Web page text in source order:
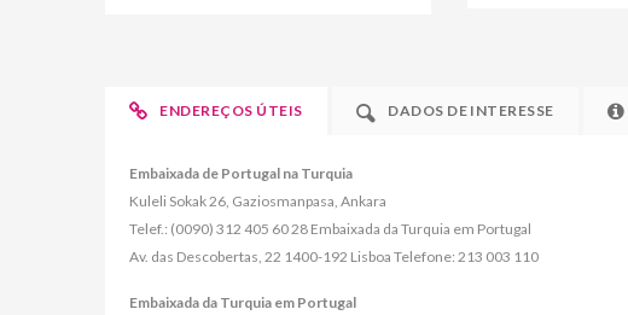
ENDEREÇOS ÚTEIS DADOS DE INTERESSE
Embaixada de Portugal na Turquia
Kuleli Sokak 26, Gaziosmanpasa, Ankara
Telef.: (0090) 312 405 60 28 Embaixada da Turquia em Portugal
Av. das Descobertas, 22 1400-192 Lisboa Telefone: 213 003 110
Embaixada da Turquia em Portugal